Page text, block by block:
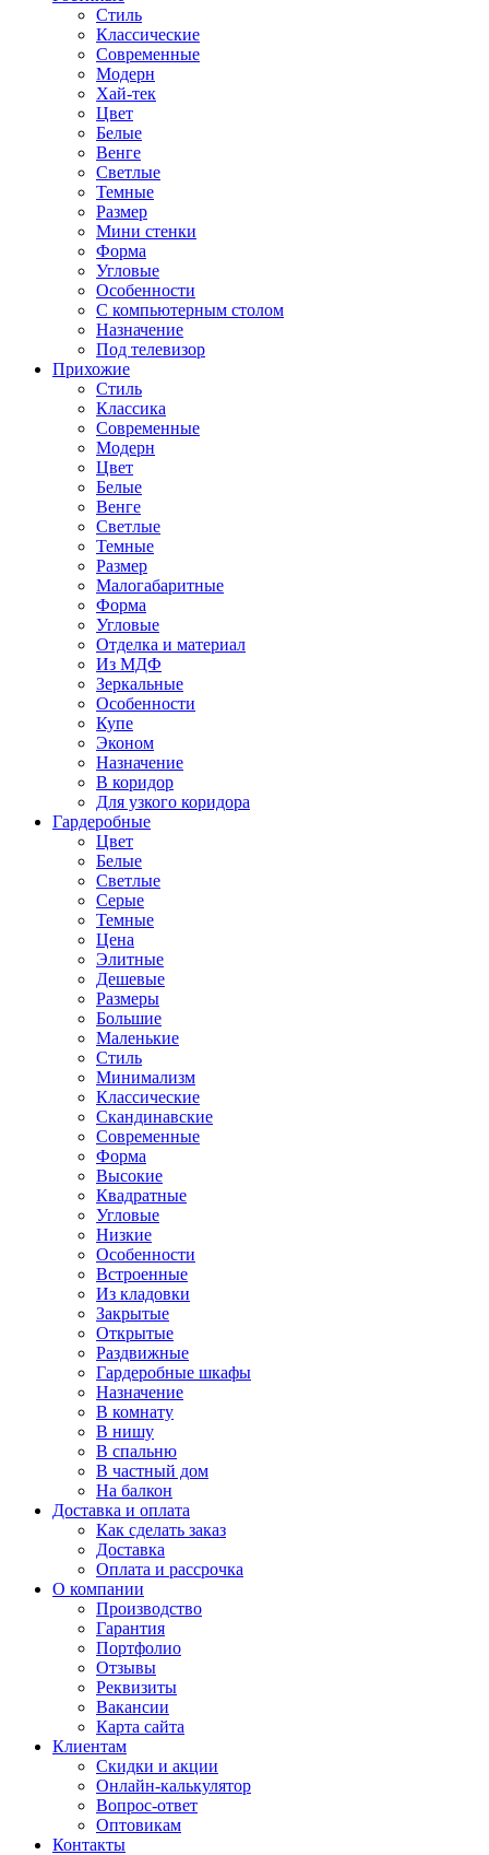
Стиль
Классические
Современные
Модерн
Хай-тек
Цвет
Белые
Венге
Светлые
Темные
Размер
Мини стенки
Форма
Угловые
Особенности
С компьютерным столом
Назначение
Под телевизор
Прихожие
Стиль
Классика
Современные
Модерн
Цвет
Белые
Венге
Светлые
Темные
Размер
Малогабаритные
Форма
Угловые
Отделка и материал
Из МДФ
Зеркальные
Особенности
Купе
Эконом
Назначение
В коридор
Для узкого коридора
Гардеробные
Цвет
Белые
Светлые
Серые
Темные
Цена
Элитные
Дешевые
Размеры
Большие
Маленькие
Стиль
Минимализм
Классические
Скандинавские
Современные
Форма
Высокие
Квадратные
Угловые
Низкие
Особенности
Встроенные
Из кладовки
Закрытые
Открытые
Раздвижные
Гардеробные шкафы
Назначение
В комнату
В нишу
В спальню
В частный дом
На балкон
Доставка и оплата
Как сделать заказ
Доставка
Оплата и рассрочка
О компании
Производство
Гарантия
Портфолио
Отзывы
Реквизиты
Вакансии
Карта сайта
Клиентам
Скидки и акции
Онлайн-калькулятор
Вопрос-ответ
Оптовикам
Контакты